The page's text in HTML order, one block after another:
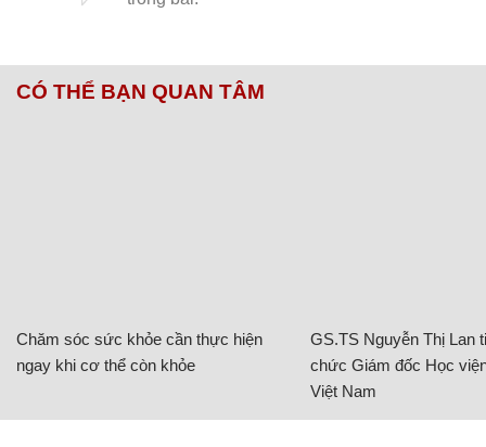
CÓ THỂ BẠN QUAN TÂM
Chăm sóc sức khỏe cần thực hiện
ngay khi cơ thể còn khỏe
GS.TS Nguyễn Thị Lan
chức Giám đốc Học
Việt Nam